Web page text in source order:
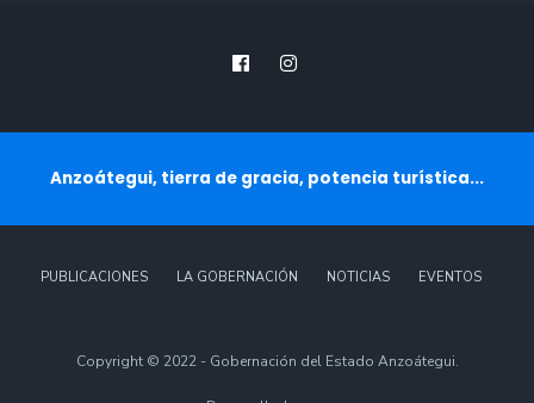
Anzoátegui, tierra de gracia, potencia turística...
PUBLICACIONES LA GOBERNACIÓN NOTICIAS EVENTOS
Copyright © 2022 - Gobernación del Estado Anzoátegui.